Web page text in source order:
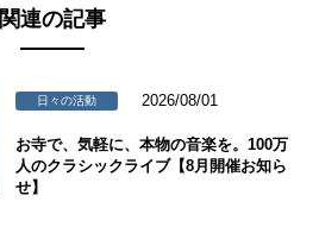
関連の記事
日々の活動 2026/08/01
お寺で、気軽に、本物の音楽を。100万
人のクラシックライブ【8月開催お知ら
せ】